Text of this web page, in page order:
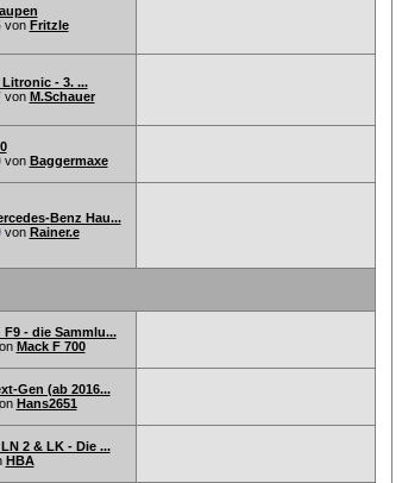
von Fritzle
Litronic - 3. ...
von M.Schauer
von Baggermaxe
Benz Hau...
von Rainer.e
F9 - die Sammlu...
Mack F 700
Gen (ab 2016...
Hans2651
2 & LK - Die ...
HBA